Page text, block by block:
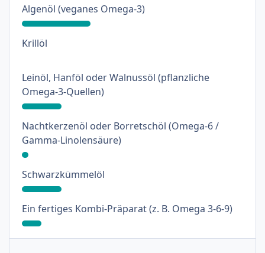
Algenöl (veganes Omega-3): 31%
Krillöl: 0%
Leinöl, Hanföl oder Walnussöl (pflanzliche
Omega-3-Quellen): 18%
Nachtkerzenöl oder Borretschöl (Omega-6 /
Gamma-Linolensäure): 3%
Schwarzkümmelöl: 18%
Ein fertiges Kombi-Präparat (z. B. Omega 3-6-9): 9%